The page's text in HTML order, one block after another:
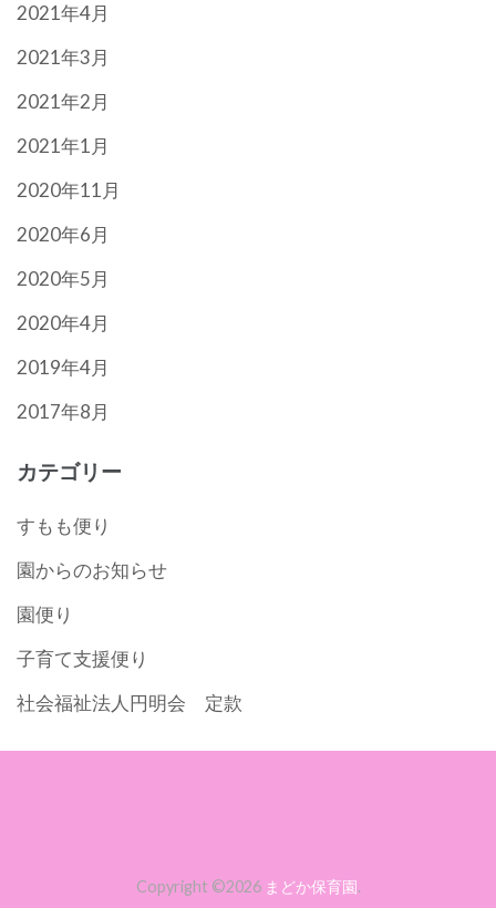
2021年4月
2021年3月
2021年2月
2021年1月
2020年11月
2020年6月
2020年5月
2020年4月
2019年4月
2017年8月
カテゴリー
すもも便り
園からのお知らせ
園便り
子育て支援便り
社会福祉法人円明会 定款
Copyright ©2026 まどか保育園.